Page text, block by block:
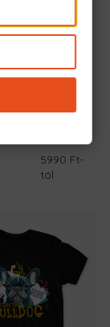
5990 Ft-
tól